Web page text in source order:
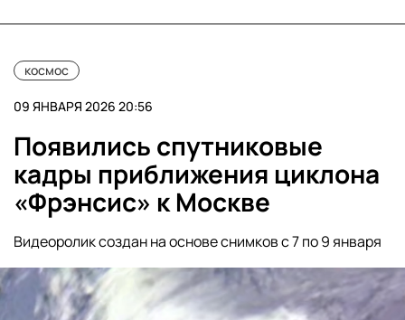
космос
09 ЯНВАРЯ 2026 20:56
Появились спутниковые
кадры приближения циклона
«Фрэнсис» к Москве
Видеоролик создан на основе снимков с 7 по 9 января